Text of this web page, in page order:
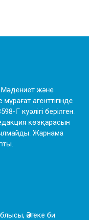
және
агенттігінде
Г куәлігі берілген.
көзқарасын
Жарнама
Әйтеке би